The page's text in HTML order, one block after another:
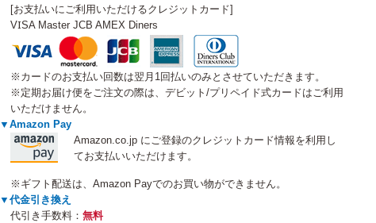
[お支払いにご利用いただけるクレジットカード]
VISA Master JCB AMEX Diners
※カードのお支払い回数は翌月1回払いのみとさせていただきます。
※定期お届け便をご注文の際は、デビット/プリペイド式カードはご利用
いただけません。
▼Amazon Pay
Amazon.co.jp にご登録のクレジットカード情報を利用し
てお支払いいただけます。
※ギフト配送は、Amazon Payでのお買い物ができません。
▼代金引き換え
代引き手数料： 無料